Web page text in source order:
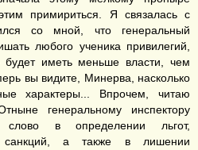
примириться. Я связалась с
со мной, что генеральный
любого ученика привилегий,
иметь меньше власти, чем
вы видите, Минерва, насколько
характеры... Впрочем, читаю
генеральному инспектору
в определении льгот,
санкций, а также в лишении